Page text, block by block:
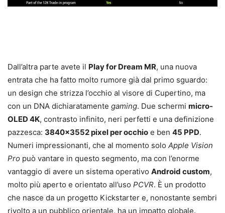
Dall’altra parte avete il Play for Dream MR, una nuova
entrata che ha fatto molto rumore già dal primo sguardo:
un design che strizza l’occhio al visore di Cupertino, ma
con un DNA dichiaratamente gaming. Due schermi micro-
OLED 4K, contrasto infinito, neri perfetti e una definizione
pazzesca: 3840×3552 pixel per occhio e ben 45 PPD.
Numeri impressionanti, che al momento solo Apple Vision
Pro può vantare in questo segmento, ma con l’enorme
vantaggio di avere un sistema operativo Android custom,
molto più aperto e orientato all’uso PCVR. È un prodotto
che nasce da un progetto Kickstarter e, nonostante sembri
rivolto a un pubblico orientale, ha un impatto globale.